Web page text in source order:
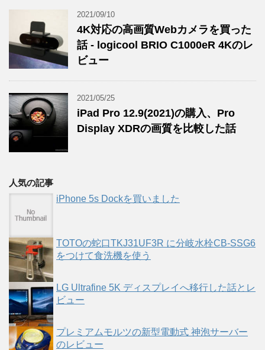
2021/09/10
4K対応の高画質Webカメラを買った
話 - logicool BRIO C1000eR 4Kのレ
ビュー
2021/05/25
iPad Pro 12.9(2021)の購入、Pro
Display XDRの画質を比較した話
人気の記事
iPhone 5s Dockを買いました
TOTOの蛇口TKJ31UF3R に分岐水栓CB-SSG6
をつけて食洗機を使う
LG Ultrafine 5K ディスプレイへ移行した話とレ
ビュー
プレミアムモルツの新型電動式 神泡サーバー
のレビュー